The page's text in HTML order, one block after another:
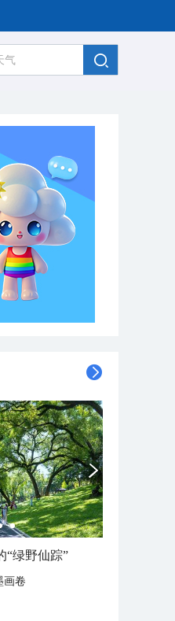
“绿野仙踪”
画卷